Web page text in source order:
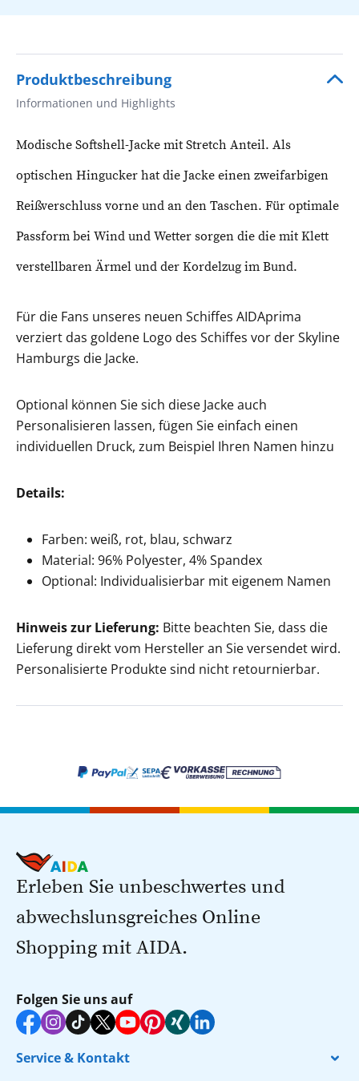
Produktbeschreibung
Informationen und Highlights
Modische Softshell-Jacke mit Stretch Anteil. Als
optischen Hingucker hat die Jacke einen zweifarbigen
Reißverschluss vorne und an den Taschen. Für optimale
Passform bei Wind und Wetter sorgen die die mit Klett
verstellbaren Ärmel und der Kordelzug im Bund.
Für die Fans unseres neuen Schiffes AIDAprima
verziert das goldene Logo des Schiffes vor der Skyline
Hamburgs die Jacke.
Optional können Sie sich diese Jacke auch
Personalisieren lassen, fügen Sie einfach einen
individuellen Druck, zum Beispiel Ihren Namen hinzu
Details:
Farben: weiß, rot, blau, schwarz
Material: 96% Polyester, 4% Spandex
Optional: Individualisierbar mit eigenem Namen
Hinweis zur Lieferung: Bitte beachten Sie, dass die
Lieferung direkt vom Hersteller an Sie versendet wird.
Personalisierte Produkte sind nicht retournierbar.
Erleben Sie unbeschwertes und
abwechslunsgreiches Online
Shopping mit AIDA.
Folgen Sie uns auf
Service & Kontakt